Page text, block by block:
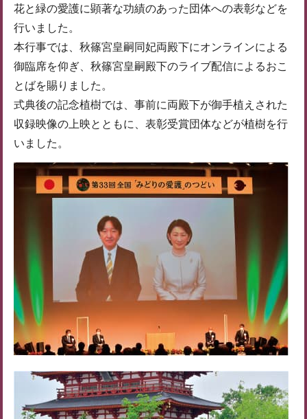
花と緑の愛護に顕著な功績のあった団体への表彰などを
行いました。
本行事では、秋篠宮皇嗣同妃両殿下にオンラインによる
御臨席を仰ぎ、秋篠宮皇嗣殿下のライブ配信によるおこ
とばを賜りました。
式典後の記念植樹では、事前に両殿下が御手植えされた
収録映像の上映とともに、表彰受賞団体などが植樹を行
いました。